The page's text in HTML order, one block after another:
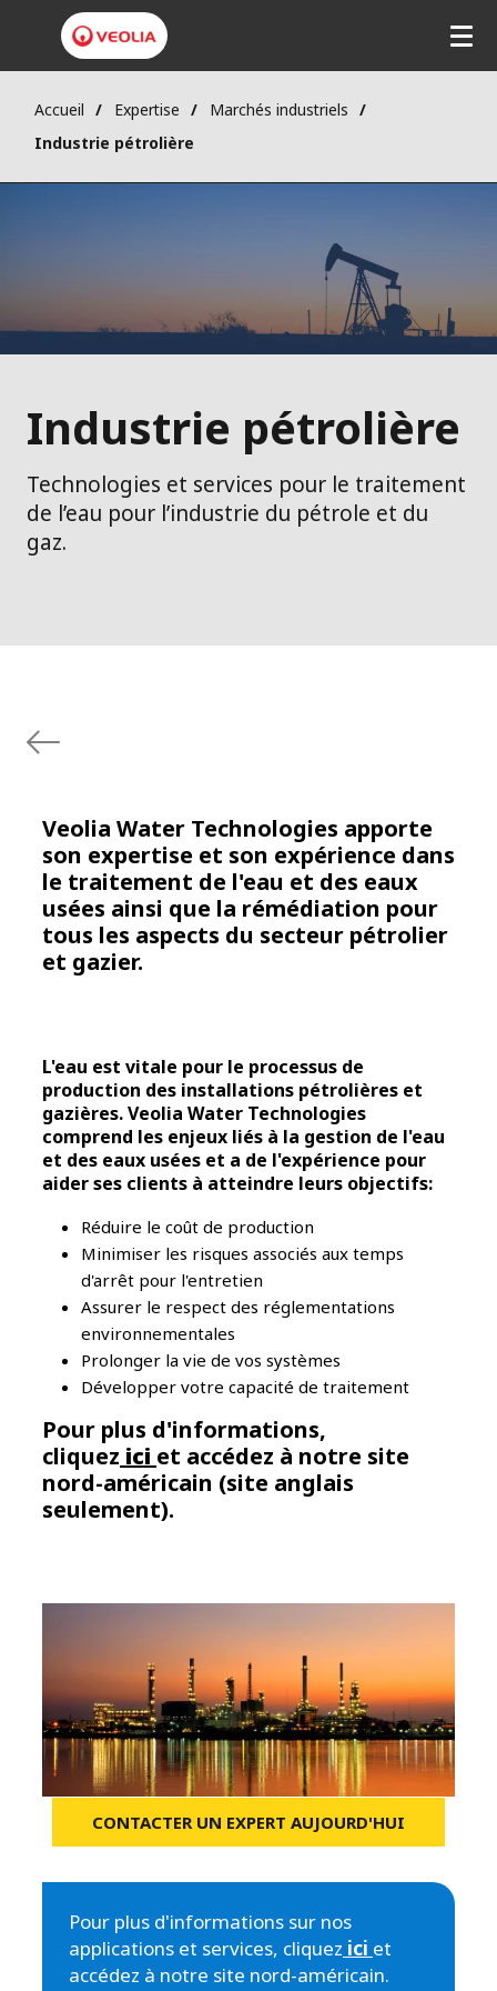
Accueil Expertise
Marchés industriels
Industrie pétrolière
Industrie pétrolière
Technologies et services pour le traitement
de l’eau pour l’industrie du pétrole et du
gaz.
Veolia Water Technologies apporte
son expertise et son expérience dans
le traitement de l'eau et des eaux
usées ainsi que la rémédiation pour
tous les aspects du secteur pétrolier
et gazier.
L'eau est vitale pour le processus de
production des installations pétrolières et
gazières.Veolia Water Technologies
comprend les enjeux liés à la gestion de l'eau
et des eaux usées et a de l'expérience pour
aider ses clients à atteindre leurs objectifs:
Réduire le coût de production
Minimiser les risques associés aux temps
d'arrêt pour l'entretien
Assurer le respect des réglementations
environnementales
Prolonger la vie de vos systèmes
Développer votre capacité de traitement
Pour plus d'informations,
cliquez ici et accédez à notre site
nord-américain (site anglais
seulement).
CONTACTER UN EXPERT AUJOURD'HUI
Pour plus d'informations sur nos
applications et services, cliquez ici et
accédez à notre site nord-américain.